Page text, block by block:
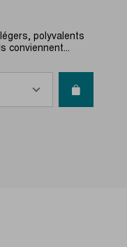
polyvalents
conviennent...